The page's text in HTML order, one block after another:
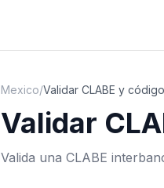
Mexico/Validar CLABE y
Validar
Valida una CLABE